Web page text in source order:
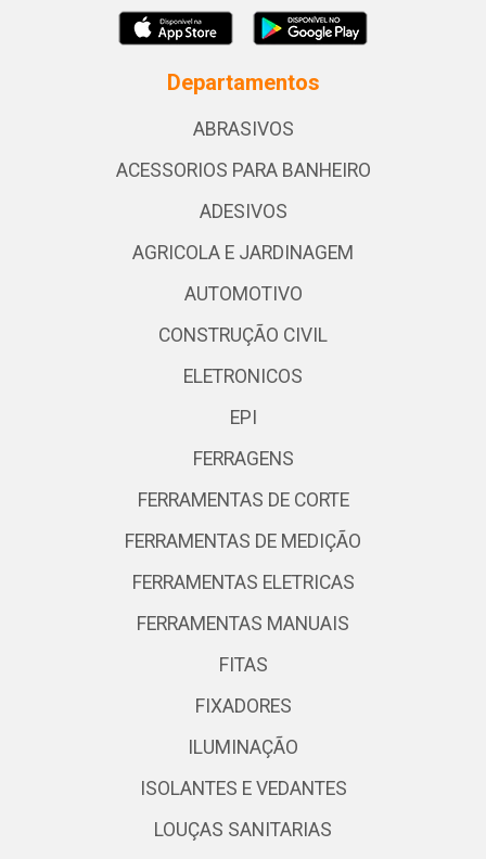
Departamentos
ABRASIVOS
ACESSORIOS PARA BANHEIRO
ADESIVOS
AGRICOLA E JARDINAGEM
AUTOMOTIVO
CONSTRUÇÃO CIVIL
ELETRONICOS
EPI
FERRAGENS
FERRAMENTAS DE CORTE
FERRAMENTAS DE MEDIÇÃO
FERRAMENTAS ELETRICAS
FERRAMENTAS MANUAIS
FITAS
FIXADORES
ILUMINAÇÃO
ISOLANTES E VEDANTES
LOUÇAS SANITARIAS